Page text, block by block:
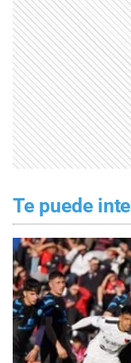
Te puede